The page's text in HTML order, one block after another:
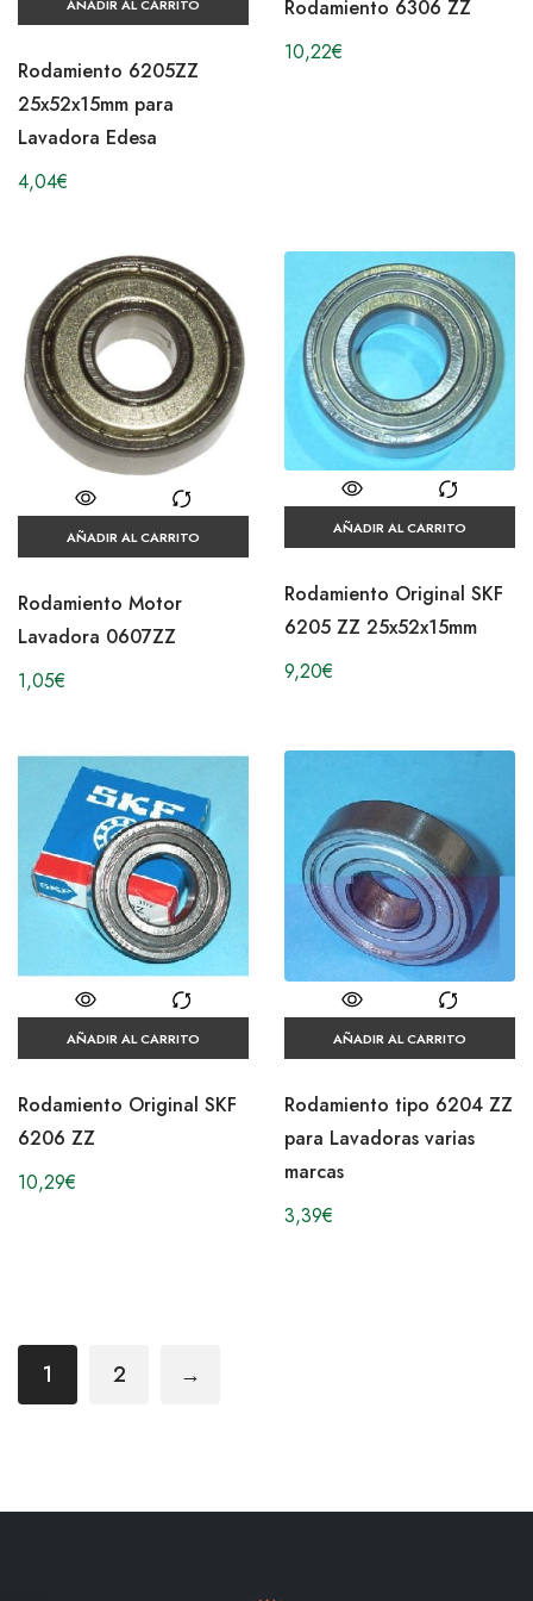
AÑADIR AL CARRITO
Rodamiento 6205ZZ
25x52x15mm para
Lavadora Edesa
4,04€
Rodamiento 6306 ZZ
10,22€
AÑADIR AL CARRITO
Rodamiento Motor
Lavadora 0607ZZ
1,05€
AÑADIR AL CARRITO
Rodamiento Original SKF
6205 ZZ 25x52x15mm
9,20€
AÑADIR AL CARRITO
Rodamiento Original SKF
6206 ZZ
10,29€
AÑADIR AL CARRITO
Rodamiento tipo 6204 ZZ
para Lavadoras varias
marcas
3,39€
1 2 →